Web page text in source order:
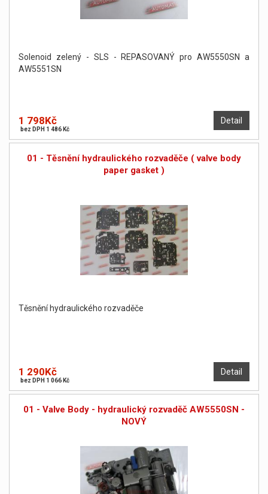
Solenoid zelený - SLS - REPASOVANÝ pro AW5550SN a
AW5551SN
Detail
1 798Kč
bez DPH 1 486 Kč
01 - Těsnění hydraulického rozvaděče ( valve body
paper gasket )
Těsnění hydraulického rozvaděče
Detail
1 290Kč
bez DPH 1 066 Kč
01 - Valve Body - hydraulický rozvaděč AW5550SN -
NOVÝ